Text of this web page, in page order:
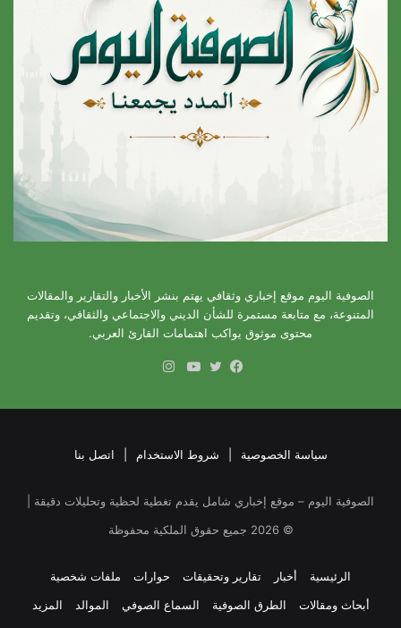
الصوفية اليوم موقع إخباري وثقافي يهتم بنشر الأخبار والتقارير والمقالات
المتنوعة، مع متابعة مستمرة للشأن الديني والاجتماعي والثقافي، وتقديم
محتوى موثوق يواكب اهتمامات القارئ العربي.
سياسة الخصوصية شروط الاستخدام اتصل بنا
الصوفية اليوم – موقع إخباري شامل يقدم تغطية لحظية وتحليلات دقيقة |
©
2026 جميع حقوق الملكية محفوظة
الرئيسية أخبار تقارير وتحقيقات حوارات
ملفات شخصية
أبحاث ومقالات
الطرق الصوفية السماع الصوفي الموالد المزيد